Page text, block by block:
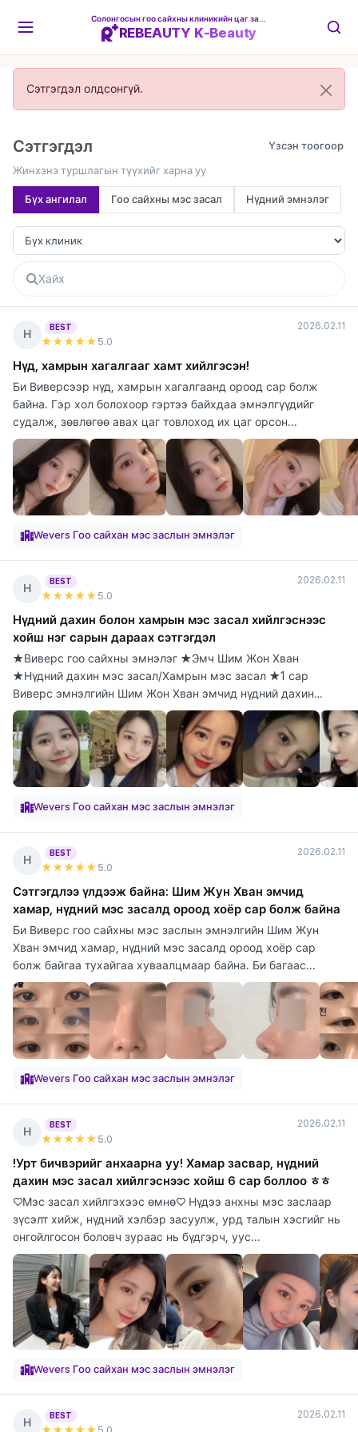
REBEAUTY K-Beauty
Сэтгэгдэл олдсонгүй.
Сэтгэгдэл
Жинхэнэ туршлагын түүхийг харна уу
Бүх ангилал Гоо сайхны мэс засал Нүдний эмнэлэг
Н
BEST
★★★★★ 5.0
2026.02.11
Нүд, хамрын хагалгааг хамт хийлгэсэн!
Би Виверсээр нүд, хамрын хагалгаанд ороод сар болж
байна. Гэр хол болохоор гэртээ байхдаа эмнэлгүүдийг
судалж, зөвлөгөө авах цаг товлоход их цаг орсон...
Wevers Гоо сайхан мэс заслын эмнэлэг
Н
BEST
★★★★★ 5.0
2026.02.11
Нүдний дахин болон хамрын мэс засал хийлгэснээс
хойш нэг сарын дараах сэтгэгдэл
★Виверс гоо сайхны эмнэлэг ★Эмч Шим Жон Хван
★Нүдний дахин мэс засал/Хамрын мэс засал ★1 сар
Виверс эмнэлгийн Шим Жон Хван эмчид нүдний дахин
болон х...
Wevers Гоо сайхан мэс заслын эмнэлэг
Н
BEST
★★★★★ 5.0
2026.02.11
Сэтгэгдлээ үлдээж байна: Шим Жун Хван эмчид
хамар, нүдний мэс засалд ороод хоёр сар болж байна
Би Виверс гоо сайхны мэс заслын эмнэлгийн Шим Жун
Хван эмчид хамар, нүдний мэс засалд ороод хоёр сар
болж байгаа тухайгаа хуваалцмаар байна. Би багаас...
Wevers Гоо сайхан мэс заслын эмнэлэг
Н
BEST
★★★★★ 5.0
2026.02.11
!Урт бичвэрийг анхаарна уу! Хамар засвар, нүдний
дахин мэс засал хийлгэснээс хойш 6 сар боллоо ㅎㅎ
♡Мэс засал хийлгэхээс өмнө♡ Нүдээ анхны мэс заслаар
зүсэлт хийж, нүдний хэлбэр засуулж, урд талын хэсгийг нь
онгойлгосон боловч зураас нь бүдгэрч, уус...
Wevers Гоо сайхан мэс заслын эмнэлэг
Н
BEST 2026.02.11